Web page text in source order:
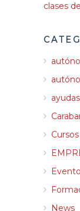
clases
ayudas
News